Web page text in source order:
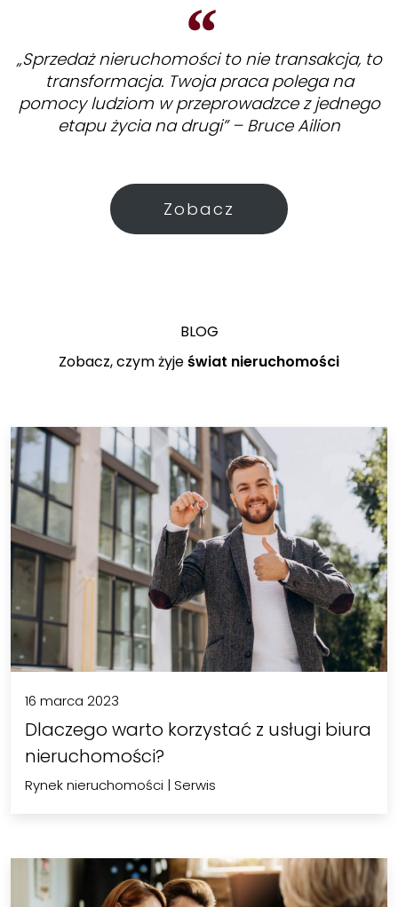
„Sprzedaż nieruchomości to nie transakcja, to
transformacja. Twoja praca polega na
pomocy ludziom w przeprowadzce z jednego
etapu życia na drugi” – Bruce Ailion
Zobacz
BLOG
Zobacz, czym żyjeświat nieruchomości
16 marca 2023
Dlaczego warto korzystać z usługi biura
nieruchomości?
Rynek nieruchomości | Serwis